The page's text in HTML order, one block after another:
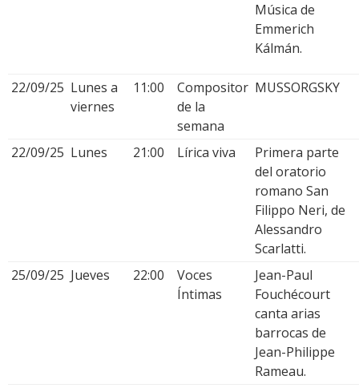
Música de
Emmerich
Kálmán.
22/09/25 Lunes a
viernes
11:00
Compositor
de la
semana
MUSSORGSKY
22/09/25 Lunes 21:00 Lírica viva
Primera parte
del oratorio
romano San
Filippo Neri, de
Alessandro
Scarlatti.
25/09/25 Jueves 22:00
Voces
Íntimas
Jean-Paul
Fouchécourt
canta arias
barrocas de
Jean-Philippe
Rameau.